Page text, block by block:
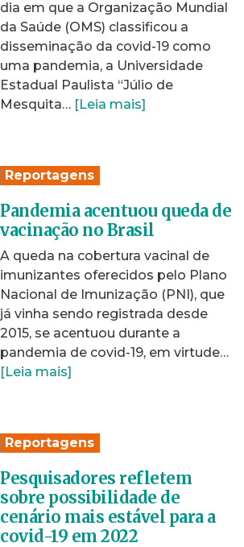
dia em que a Organização Mundial
da Saúde (OMS) classificou a
disseminação da covid-19 como
uma pandemia, a Universidade
Estadual Paulista “Júlio de
Mesquita… [Leia mais]
Reportagens
Pandemia acentuou queda de
vacinação no Brasil
A queda na cobertura vacinal de
imunizantes oferecidos pelo Plano
Nacional de Imunização (PNI), que
já vinha sendo registrada desde
2015, se acentuou durante a
pandemia de covid-19, em virtude…
[Leia mais]
Reportagens
Pesquisadores refletem
sobre possibilidade de
cenário mais estável para a
covid-19 em 2022